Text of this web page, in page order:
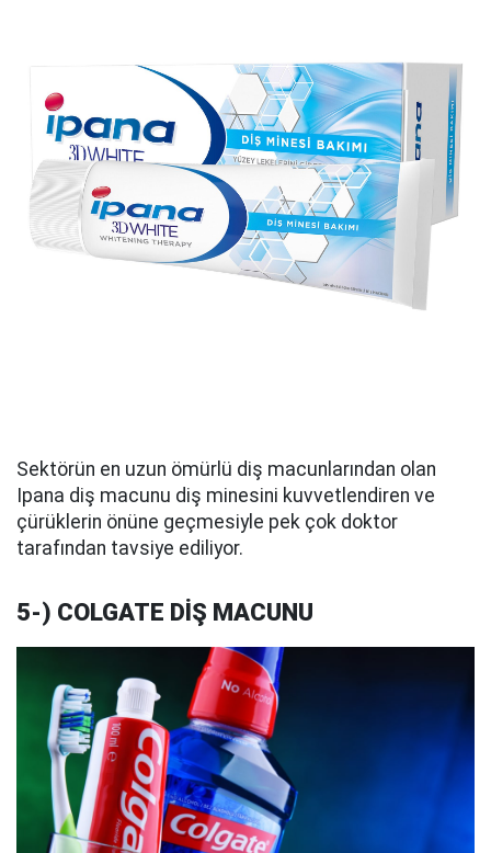
Sektörün en uzun ömürlü diş macunlarından olan
Ipana diş macunu diş minesini kuvvetlendiren ve
çürüklerin önüne geçmesiyle pek çok doktor
tarafından tavsiye ediliyor.
5-) COLGATE DİŞ MACUNU